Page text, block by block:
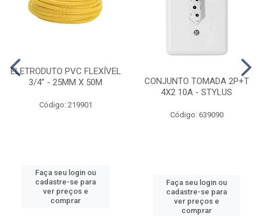
ELETRODUTO PVC FLEXÍVEL
3/4” - 25MM X 50M
Código: 219901
Faça seu login ou
cadastre-se para
ver preços e
comprar
CONJUNTO TOMADA 2P+T
4X2 10A - STYLUS
Código: 639090
Faça seu login ou
cadastre-se para
ver preços e
comprar